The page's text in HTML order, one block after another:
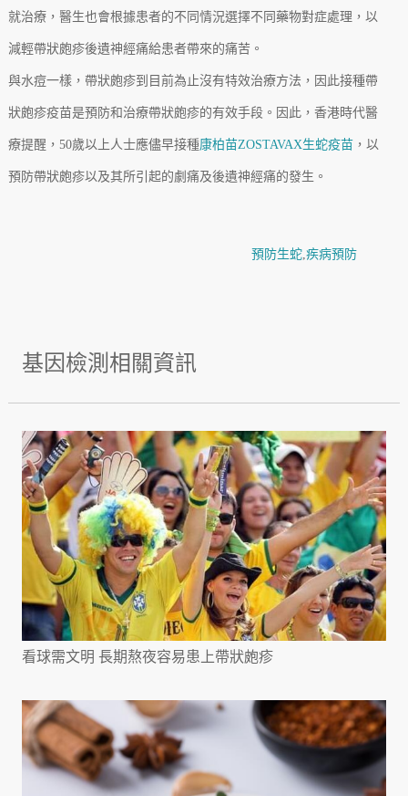
就治療，醫生也會根據患者的不同情況選擇不同藥物對症處理，以
減輕帶狀皰疹後遺神經痛給患者帶來的痛苦。
與水痘一樣，帶狀皰疹到目前為止沒有特效治療方法，因此接種帶
狀皰疹疫苗是預防和治療帶狀皰疹的有效手段。因此，香港時代醫
療提醒，50歲以上人士應儘早接種康柏苗ZOSTAVAX生蛇疫苗，以
預防帶狀皰疹以及其所引起的劇痛及後遺神經痛的發生。
預防生蛇,疾病預防
基因檢測相關資訊
看球需文明 長期熬夜容易患上帶狀皰疹